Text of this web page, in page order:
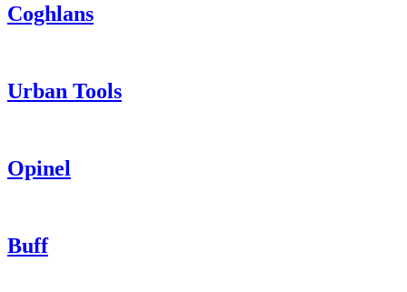
Coghlans
Urban Tools
Opinel
Buff